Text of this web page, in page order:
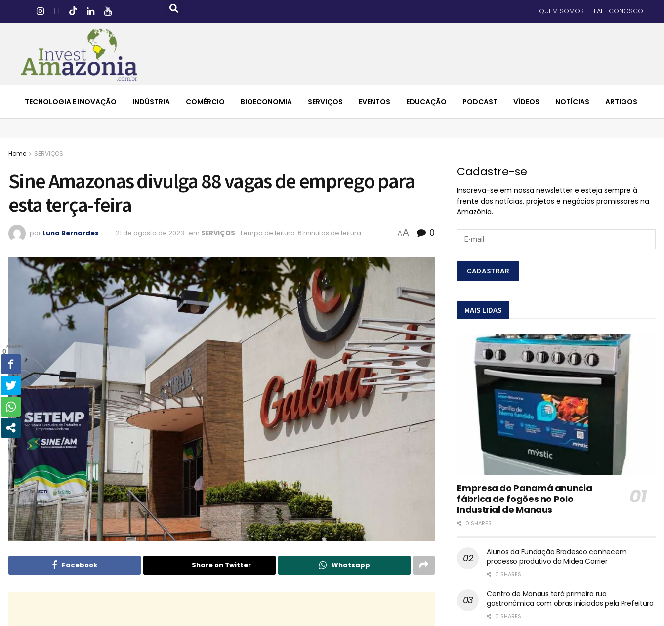
QUEM SOMOS FALE CONOSCO
TECNOLOGIA E INOVAÇÃO INDÚSTRIA COMÉRCIO BIOECONOMIA SERVIÇOS EVENTOS EDUCAÇÃO PODCAST VÍDEOS NOTÍCIAS ARTIGOS
Home SERVIÇOS
Sine Amazonas divulga 88 vagas de emprego para
esta terça-feira
por Luna Bernardes 21 de agosto de 2023 em SERVIÇOS Tempo de leitura: 6 minutos de leitura AA 0
Facebook Share on Twitter Whatsapp
Cadastre-se
Inscreva-se em nossa newsletter e esteja sempre à
frente das notícias, projetos e negócios promissores na
Amazônia.
MAIS LIDAS
Empresa do Panamá anuncia
fábrica de fogões no Polo
Industrial de Manaus
0 SHARES
Alunos da Fundação Bradesco conhecem
processo produtivo da Midea Carrier
0 SHARES
Centro de Manaus terá primeira rua
gastronômica com obras iniciadas pela Prefeitura
0 SHARES
0
SHARES